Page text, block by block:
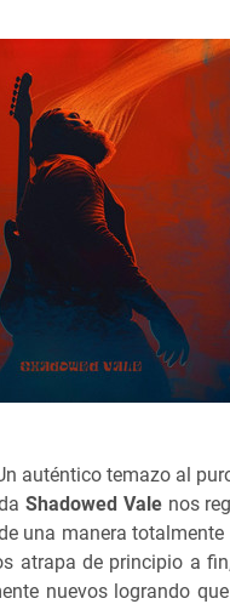
auténtico temazo al
Shadowed Vale nos
una manera
atrapa de principio a
nuevos logrando